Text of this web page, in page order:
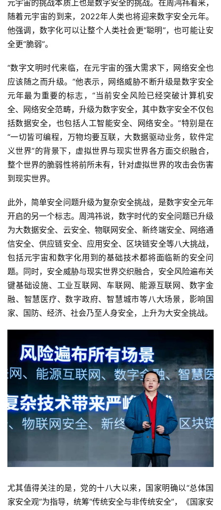
人
工
智
能
深
度
学
习
云
算
未
医
疗
智
能
驾
驶
智
慧
城
更
内
容
登录
元宇宙的挑战本质上也是数字安全的挑战。在周鸿祎看来，
随着元宇宙的到来，2022年人类也将迎来数字安全元年。
他强调，数字化可以让整个人类社会更“聪明”，也可能让安
全更“脆弱”。
“数字文明时代来临，在元宇宙的强大需求下，网络安全也
应该随之而升级。”他表示，网络威胁不断升级是数字安全
元年最为重要的标志，“当前安全风险已经突破计算机安
全、网络安全范畴，升级为数字安全，其中数字安全不仅包
括数据安全，也包括人工智能安全、网络安全。”特别是在
“一切皆可编程，万物均要互联，大数据驱动业务，软件定
义世界”的背景下，虚拟世界与现实世界各方面交织融合，
整个世界的脆弱性将前所未有，针对虚拟世界的攻击会伤害
到现实世界。
此外，简单安全问题升级为复杂安全挑战，是数字安全元年
开启的另一个标志。周鸿祎说，数字时代的安全问题已升级
为大数据安全、云安全、物联网安全、新终端安全、网络通
信安全、供应链安全、应用安全、区块链安全等八大挑战，
包括元宇宙和数字化用到的基础技术都将面临新的安全问
题。同时，安全威胁与现实世界交织融合，安全风险遍布关
键基础设施、工业互联网、车联网、能源互联网、数字金
融、智慧医疗、数字政府、智慧城市等八大场景，影响国
家、国防、经济、社会乃至人身安全，上升为大安全挑战。
尤其值得关注的是，党的十八大以来，国家明确以“总体国
家安全观”为指导，统筹“传统安全与非传统安全”，《国家安